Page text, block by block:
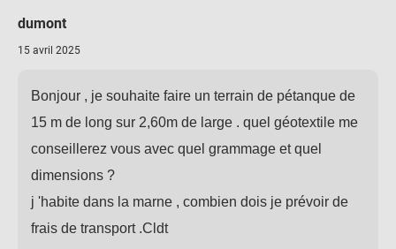
dumont
15 avril 2025
Bonjour , je souhaite faire un terrain de pétanque de
15 m de long sur 2,60m de large . quel géotextile me
conseillerez vous avec quel grammage et quel
dimensions ?
j 'habite dans la marne , combien dois je prévoir de
frais de transport .Cldt